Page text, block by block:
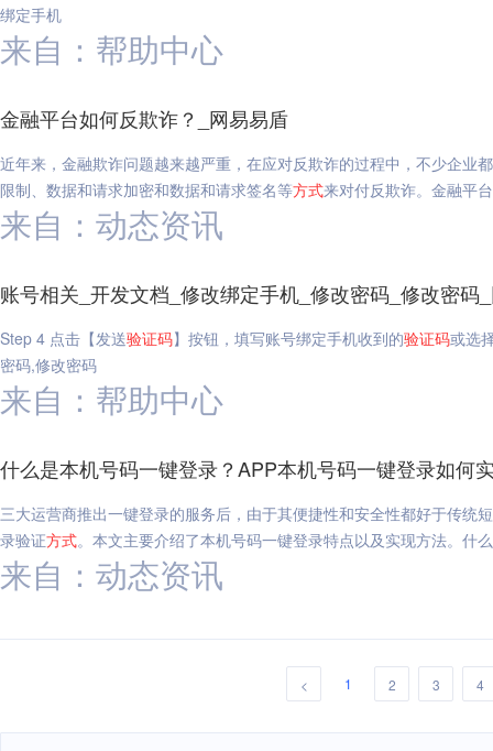
绑定手机
来自：帮助中心
金融平台如何反欺诈？_网易易盾
近年来，金融欺诈问题越来越严重，在应对反欺诈的过程中，不少企业
限制、数据和请求加密和数据和请求签名等方式来对付反欺诈。金融平
来自：动态资讯
账号相关_开发文档_修改绑定手机_修改密码_修改密码
Step 4 点击【发送验证码】按钮，填写账号绑定手机收到的验证码或选
密码,修改密码
来自：帮助中心
什么是本机号码一键登录？APP本机号码一键登录如何
三大运营商推出一键登录的服务后，由于其便捷性和安全性都好于传统
录验证方式。本文主要介绍了本机号码一键登录特点以及实现方法。什
来自：动态资讯
< 1 2 3 4